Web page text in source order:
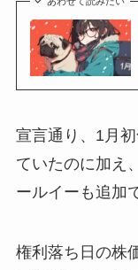
宣言通り、1月
ていたのに加え
ールイーも追加
権利落ち日の株